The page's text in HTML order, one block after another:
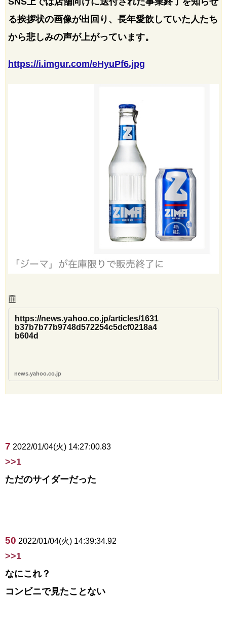
る挨拶状の画像が出回り、長年愛飲していた人たち
から悲しみの声が上がっています。
https://i.imgur.com/eHyuPf6.jpg
https://news.yahoo.co.jp/articles/1631
b37b7b77b9748d572254c5dcf0218a4
b604d
news.yahoo.co.jp
7 2022/01/04(火) 14:27:00.83
>>1
ただのサイダーだった
50 2022/01/04(火) 14:39:34.92
>>1
なにこれ？
コンビニで見たことない